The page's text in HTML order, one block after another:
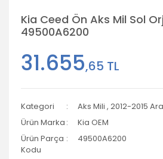
Kia Ceed Ön Aks Mil Sol
49500A6200
31.655,65 TL
Kategori Aks Mili , 2012-2015
Ürün Marka
Kia OEM
Ürün Parça
Kodu
49500A6200